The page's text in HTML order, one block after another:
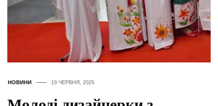
НОВИНИ 19 ЧЕРВНЯ, 2025